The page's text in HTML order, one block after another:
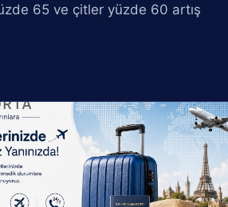
65 ve çitler yüzde 60 artış